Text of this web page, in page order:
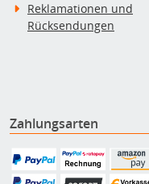
Reklamationen und
Rücksendungen
Zahlungsarten